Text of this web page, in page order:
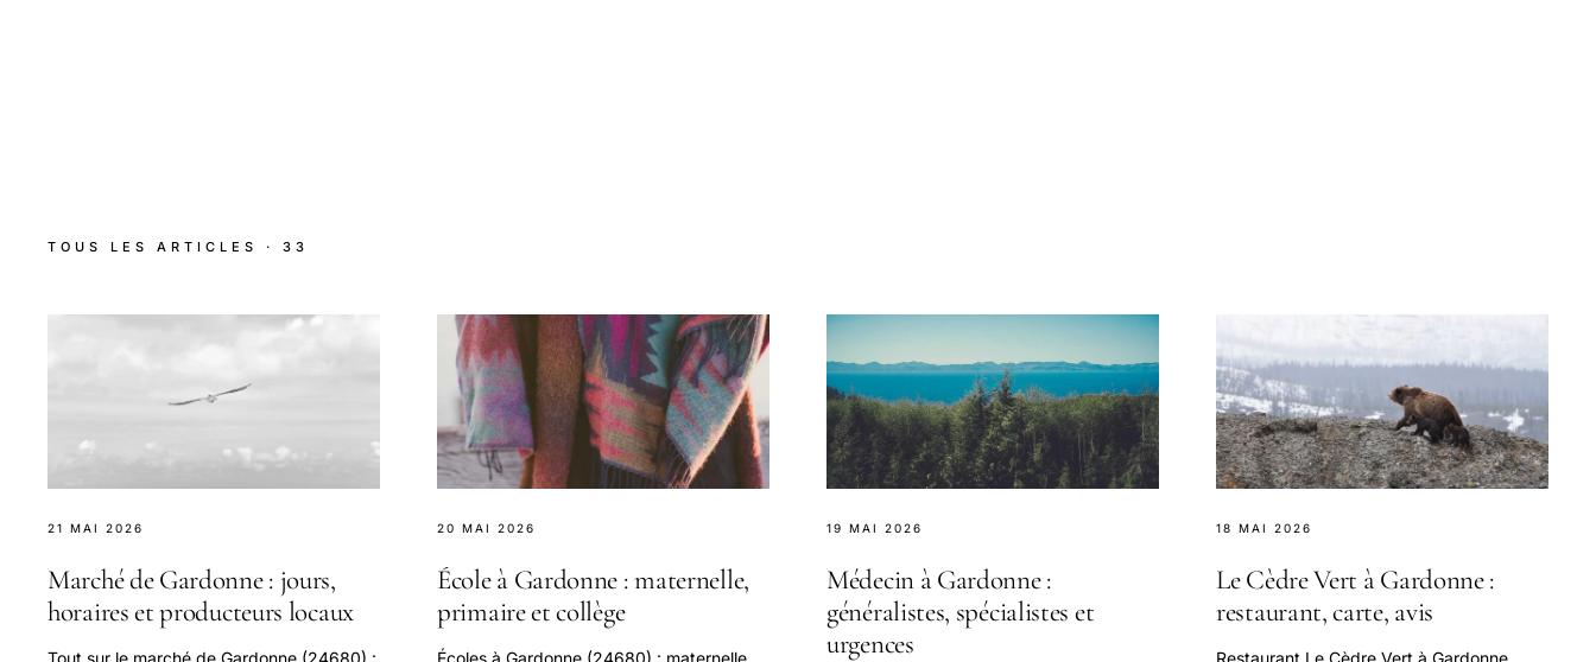
TOUS LES ARTICLES · 33
21 MAI 2026
Marché de Gardonne : jours,
horaires et producteurs locaux
Tout sur le marché de Gardonne (24680) :
20 MAI 2026
École à Gardonne : maternelle,
primaire et collège
Écoles à Gardonne (24680) : maternelle,
19 MAI 2026
Médecin à Gardonne :
généralistes, spécialistes et
urgences
18 MAI 2026
Le Cèdre Vert à Gardonne :
restaurant, carte, avis
Restaurant Le Cèdre Vert à Gardonne